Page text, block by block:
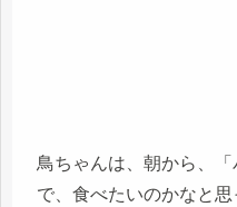
鳥ちゃんは、朝から、
で、食べたいのかなと思